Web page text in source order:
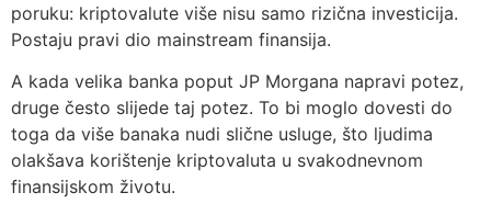
poruku: kriptovalute više nisu samo rizična investicija.
Postaju pravi dio mainstream finansija.
A kada velika banka poput JP Morgana napravi potez,
druge često slijede taj potez. To bi moglo dovesti do
toga da više banaka nudi slične usluge, što ljudima
olakšava korištenje kriptovaluta u svakodnevnom
finansijskom životu.